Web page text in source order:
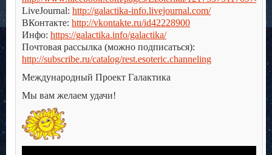
LiveJournal: http://galactika-info.livejournal.com/
ВКонтакте: http://vkontakte.ru/id42228900
Инфо: https://galactika.info/galactika/
Почтовая рассылка (можно подписаться):
http://subscribe.ru/catalog/rest.esoteric.channeling
Международный Проект Галактика
Мы вам желаем удачи!